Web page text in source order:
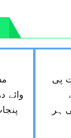
وائے
پی
ہر